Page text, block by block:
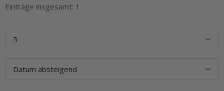
Einträge insgesamt: 1